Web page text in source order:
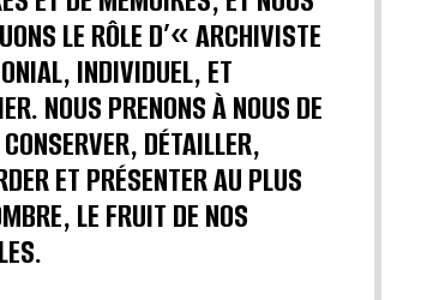
LE RÔLE D’« ARCHIVISTE
INDIVIDUEL, ET
NOUS PRENONS À NOUS DE
DÉTAILLER,
ET PRÉSENTER AU PLUS
LE FRUIT DE NOS